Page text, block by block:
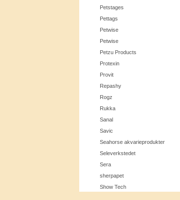
Cookie Consent plugin for the
Petstages
Pettags
Petwise
Petwise
Petzu Products
Protexin
Provit
Repashy
Rogz
Rukka
Sanal
Savic
Seahorse akvarieprodukter
Seleverkstedet
Sera
sherpapet
Show Tech